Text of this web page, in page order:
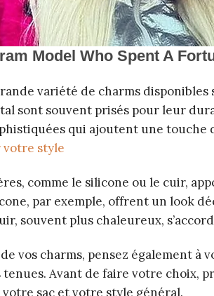
variété de charms
sont souvent prisés pour leur
qui ajoutent une touche
votre style
comme le silicone ou le cuir,
par exemple, offrent un look
souvent plus chaleureux,
vos charms, pensez également à
tenues. Avant de faire votre choix,
sac et votre style général.